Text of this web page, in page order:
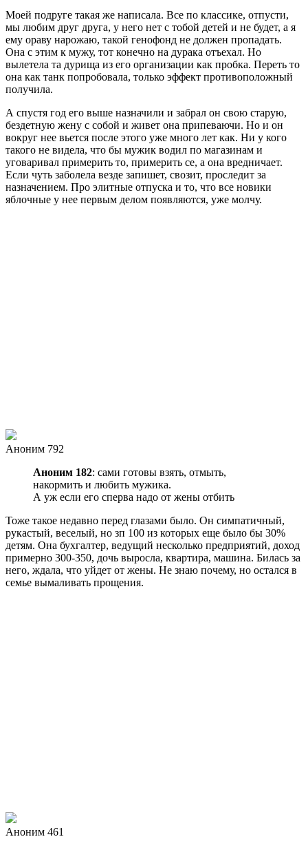
Моей подруге такая же написала. Все по классике, отпусти,
мы любим друг друга, у него нет с тобой детей и не будет, а я
ему ораву нарожаю, такой генофонд не должен пропадать.
Она с этим к мужу, тот конечно на дурака отъехал. Но
вылетела та дурища из его организации как пробка. Переть то
она как танк попробовала, только эффект противоположный
получила.
А спустя год его выше назначили и забрал он свою старую,
бездетную жену с собой и живет она припеваючи. Но и он
вокруг нее вьется после этого уже много лет как. Ни у кого
такого не видела, что бы мужик водил по магазинам и
уговаривал примерить то, примерить се, а она вредничает.
Если чуть заболела везде запишет, свозит, проследит за
назначением. Про элитные отпуска и то, что все новики
яблочные у нее первым делом появляются, уже молчу.
Аноним 792
Аноним 182: сами готовы взять, отмыть,
накормить и любить мужика.
А уж если его сперва надо от жены отбить
Тоже такое недавно перед глазами было. Он симпатичный,
рукастый, веселый, но зп 100 из которых еще было бы 30%
детям. Она бухгалтер, ведущий несколько предприятий, доход
примерно 300-350, дочь выросла, квартира, машина. Билась за
него, ждала, что уйдет от жены. Не знаю почему, но остался в
семье вымаливать прощения.
Аноним 461